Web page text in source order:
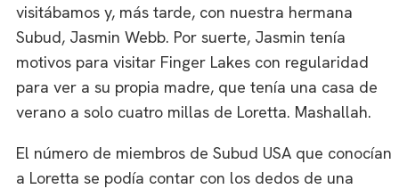
visitábamos y, más tarde, con nuestra hermana
Subud, Jasmin Webb. Por suerte, Jasmin tenía
motivos para visitar Finger Lakes con regularidad
para ver a su propia madre, que tenía una casa de
verano a solo cuatro millas de Loretta. Mashallah.
El número de miembros de Subud USA que conocían
a Loretta se podía contar con los dedos de una